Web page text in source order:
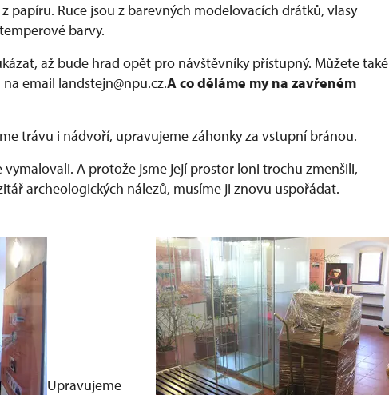
papíru. Ruce jsou z barevných modelovacích drátků, vlasy
barvy.
až bude hrad opět pro návštěvníky přístupný. Můžete také
email landstejn@npu.cz.A co děláme my na zavřeném
trávu i nádvoří, upravujeme záhonky za vstupní bránou.
A protože jsme její prostor loni trochu zmenšili,
archeologických nálezů, musíme ji znovu uspořádat.
Upravujeme